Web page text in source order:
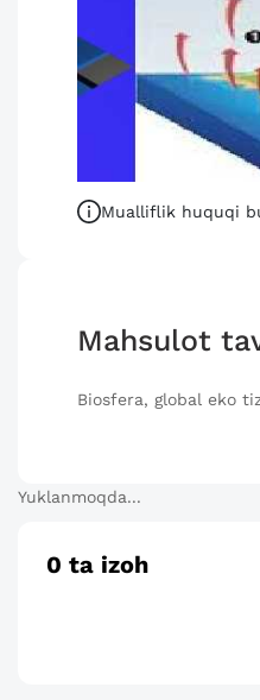
Mualliflik huquqi
Mahsulot
Biosfera, global eko
Yuklanmoqda...
0 ta izoh